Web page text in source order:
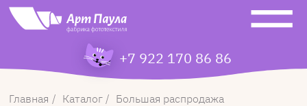
+7 922 170 86 86
Главная Каталог
Большая распродажа